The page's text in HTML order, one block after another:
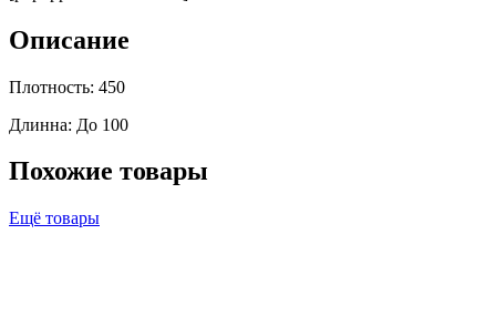
Описание
Плотность: 450
Длинна: До 100
Похожие товары
Ещё товары